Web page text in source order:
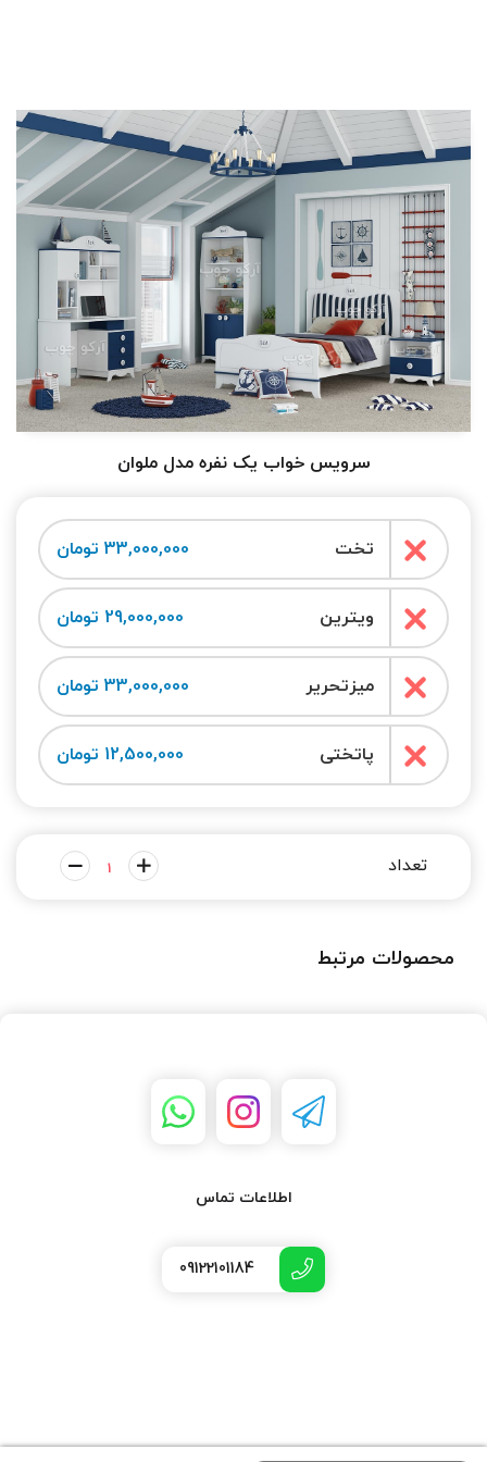
سرویس خواب یک نفره مدل ملوان
تخت 33,000,000 تومان
ویترین 29,000,000 تومان
میزتحریر 33,000,000 تومان
پاتختی 12,500,000 تومان
محصولات مرتبط
اطلاعات تماس
09122101184